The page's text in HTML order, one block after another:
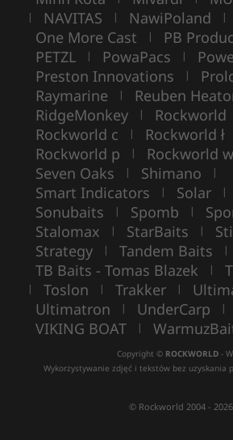
| NAVITAS | NawiPoland |
One More Cast | PB
PETZL | PowaPacs |
Preston Innovations |
Raymarine | Reuben
RidgeMonkey | Rockworld
Rockworld c | Rockworld ł
Rockworld p | Rockworld w
Seven Oaks | Shimano |
Smart Indicators | Solar |
Sonubaits | Spomb |
Stalomax | StarBaits |
Strategy | Tandem Baits |
TB Baits - Tomas Blazek |
| Toslon | Trakker |
Ultimatron | UnderCarp |
VIKING BOAT |
Copyright © ROCKWORLD -
Wykorzystywanie zdjęć i tekstów bez uzyskania
© Rockworld 2004 - 2026